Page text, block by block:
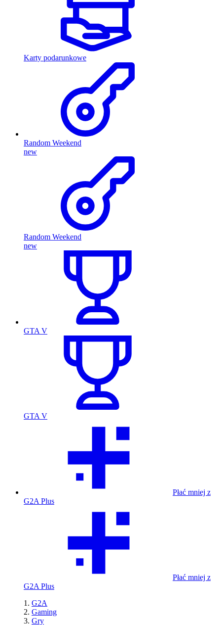
Karty podarunkowe
Random Weekend
new
Random Weekend
new
GTA V
GTA V
Płać mniej z
G2A Plus
Płać mniej z
G2A Plus
G2A
Gaming
Gry